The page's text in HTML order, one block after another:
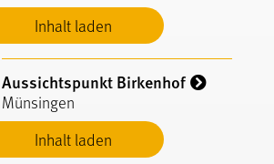
Inhalt laden
Inhalt laden
Aussichtspunkt Birkenhof
Münsingen